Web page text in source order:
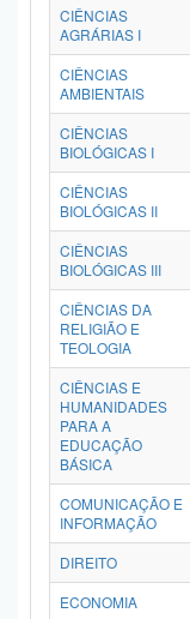
CIÊNCIAS
AGRÁRIAS I
CIÊNCIAS
AMBIENTAIS
CIÊNCIAS
BIOLÓGICAS I
CIÊNCIAS
BIOLÓGICAS II
CIÊNCIAS
BIOLÓGICAS III
CIÊNCIAS DA
RELIGIÃO E
TEOLOGIA
CIÊNCIAS E
HUMANIDADES
PARA A
EDUCAÇÃO
BÁSICA
COMUNICAÇÃO E
INFORMAÇÃO
DIREITO
ECONOMIA